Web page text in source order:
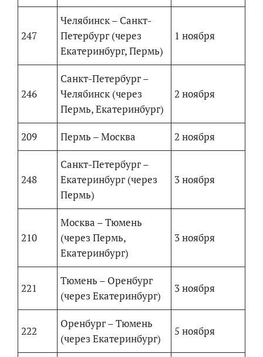
247
Челябинск – Санкт-
Петербург (через
Екатеринбург, Пермь)
1 ноября
246
Санкт-Петербург –
Челябинск (через
Пермь, Екатеринбург)
2 ноября
209 Пермь – Москва 2 ноября
248
Санкт-Петербург –
Екатеринбург (через
Пермь)
3 ноября
210
Москва – Тюмень
(через Пермь,
Екатеринбург)
3 ноября
221
Тюмень – Оренбург
(через Екатеринбург)
3 ноября
222
Оренбург – Тюмень
(через Екатеринбург)
5 ноября